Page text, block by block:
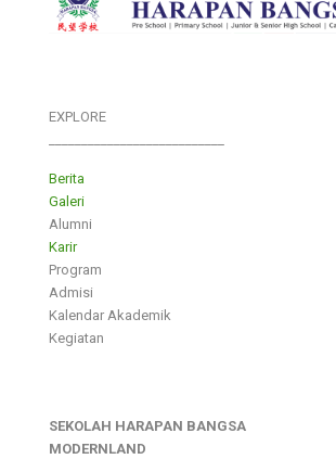
EXPLORE
Berita
Galeri
Alumni
Karir
Program
Admisi
Kalendar Akademik
Kegiatan
SEKOLAH HARAPAN BANGSA
MODERNLAND